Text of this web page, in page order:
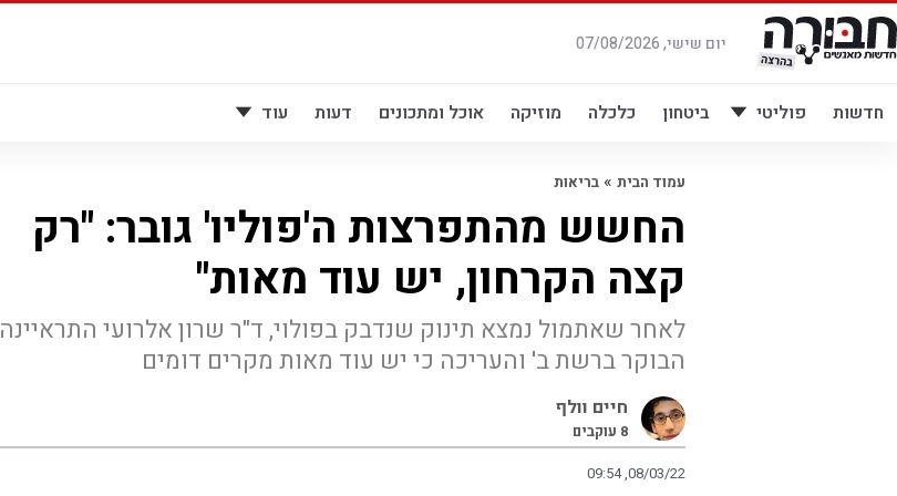
דלג
לתוכן
יום שישי, 07/08/2026
חדשות פוליטי ביטחון כלכלה מוזיקה אוכל ומתכונים דעות עוד
עמוד הבית » בריאות
החשש מהתפרצות ה'פוליו' גובר: "רק
קצה הקרחון, יש עוד מאות"
לאחר שאתמול נמצא תינוק שנדבק בפולוי, ד"ר שרון אלרועי התראיינה
הבוקר ברשת ב' והעריכה כי יש עוד מאות מקרים דומים
חיים וולף
8 עוקבים
09:54 ,08/03/22